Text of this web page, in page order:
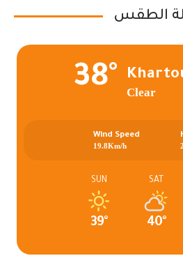
الطقس
Clear
38°
Wind Speed
19.8Km/h
SAT
40°
SUN
39°